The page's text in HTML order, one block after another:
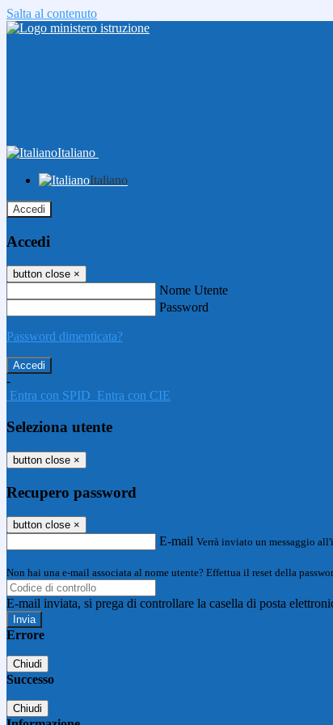
Salta al contenuto
Italiano
Italiano
Accedi
Accedi
button close ×
Nome Utente
Password
Password dimenticata?
-
Entra con SPID Entra con CIE
Seleziona utente
button close ×
Recupero password
button close ×
E-mail Verrà inviato un messaggio
Non hai una e-mail associata al nome utente? Effettua il reset della
E-mail inviata, si prega di controllare la casella di posta
Errore
Chiudi
Successo
Chiudi